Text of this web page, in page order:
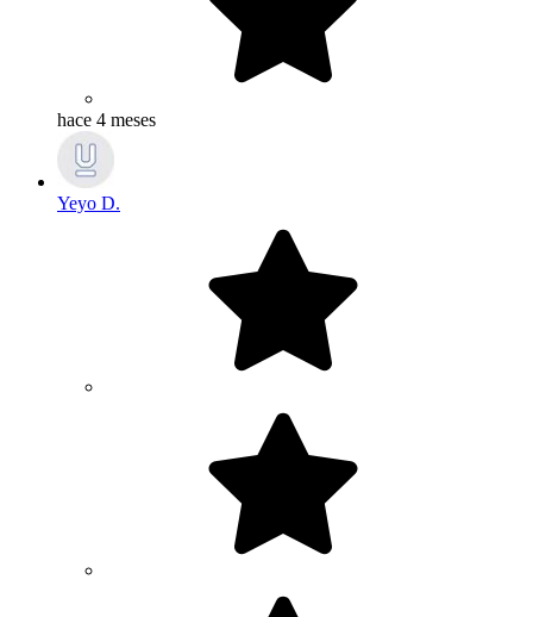
hace 4 meses
Yeyo D.